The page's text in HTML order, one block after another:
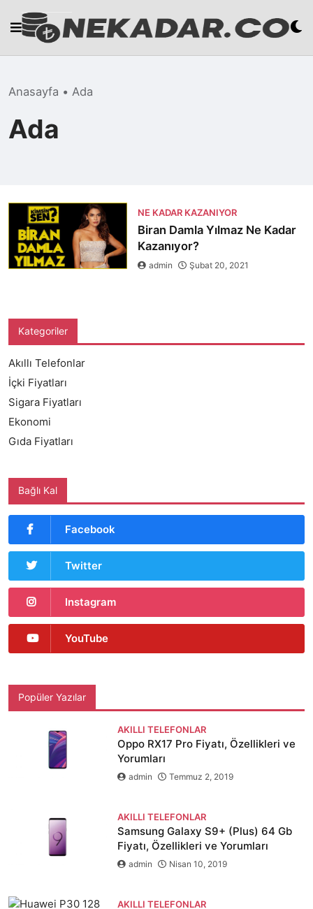
content
Anasayfa • Ada
Ada
NE KADAR KAZANIYOR
Biran Damla Yılmaz Ne Kadar
Kazanıyor?
admin Şubat 20, 2021
Kategoriler
Akıllı Telefonlar
İçki Fiyatları
Sigara Fiyatları
Ekonomi
Gıda Fiyatları
Bağlı Kal
Facebook
Twitter
Instagram
YouTube
Popüler Yazılar
AKILLI TELEFONLAR
Oppo RX17 Pro Fiyatı, Özellikleri ve
Yorumları
admin Temmuz 2, 2019
AKILLI TELEFONLAR
Samsung Galaxy S9+ (Plus) 64 Gb
Fiyatı, Özellikleri ve Yorumları
admin Nisan 10, 2019
AKILLI TELEFONLAR